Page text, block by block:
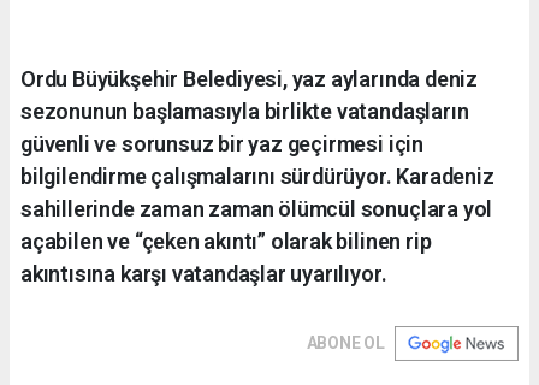
Ordu Büyükşehir Belediyesi, yaz aylarında deniz
sezonunun başlamasıyla birlikte vatandaşların
güvenli ve sorunsuz bir yaz geçirmesi için
bilgilendirme çalışmalarını sürdürüyor. Karadeniz
sahillerinde zaman zaman ölümcül sonuçlara yol
açabilen ve “çeken akıntı” olarak bilinen rip
akıntısına karşı vatandaşlar uyarılıyor.
ABONE OL